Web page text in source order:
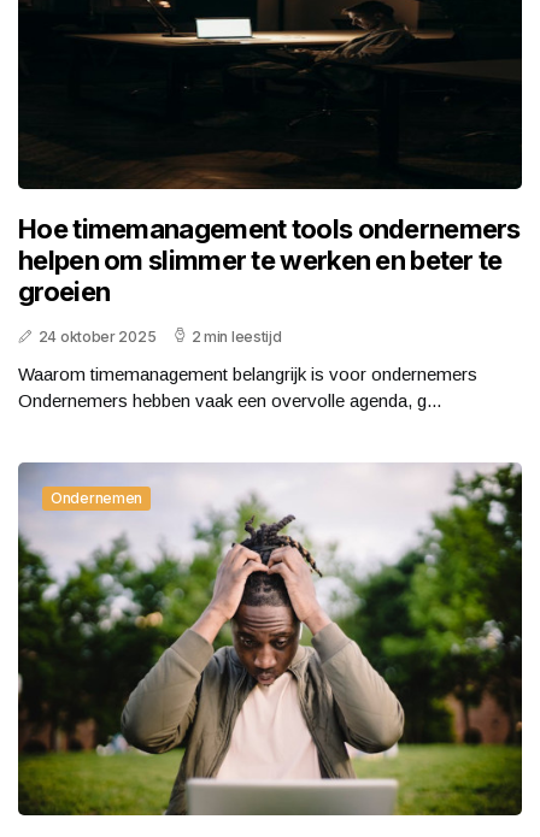
Hoe timemanagement tools ondernemers
helpen om slimmer te werken en beter te
groeien
24 oktober 2025 2 min leestijd
Waarom timemanagement belangrijk is voor ondernemers
Ondernemers hebben vaak een overvolle agenda, g...
Ondernemen